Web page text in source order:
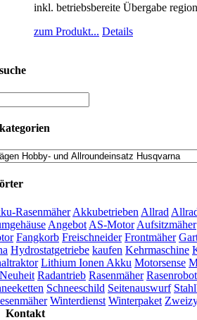
inkl. betriebsbereite Übergabe
zum Produkt... Details
Rasenmäher Akkubetrieben Allrad
Angebot AS-Motor Aufsitzmäher
Fangkorb Freischneider Frontmäher
Hydrostatgetriebe kaufen Kehrmaschine
Lithium Ionen Akku Motorsense
Neuheit Radantrieb Rasenmäher
Schneeschild Seitenauswurf
Winterdienst Winterpaket
Kontakt